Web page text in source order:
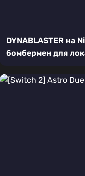
DYNABLASTER на
бомбермен для